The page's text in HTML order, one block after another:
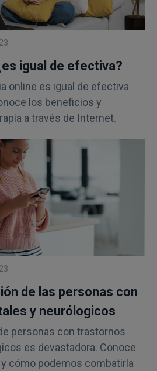
igual de efectiva?
online es igual de efectiva
los beneficios y
a través de Internet.
de las personas con
y neurólogicos
personas con trastornos
es devastadora. Conoce
cómo podemos combatirla